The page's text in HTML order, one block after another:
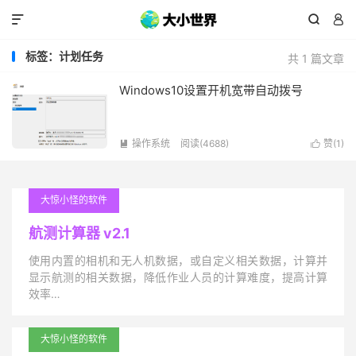
 

共 1 篇文章
标签：计划任务
Windows10设置开机宽带自动拨号
 赞(1 )
 操作系统 阅读(4688)
大惊小怪的软件
航测计算器 v2.1
使用内置的相机和无人机数据，或自定义相关数据，计算并
显示航测的相关数据，降低作业人员的计算难度，提高计算
效率…
大惊小怪的软件